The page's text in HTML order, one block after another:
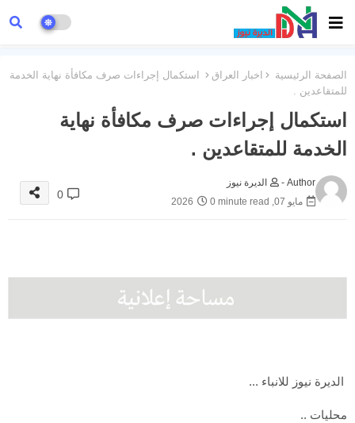
الصفحة الرئيسية اخبار العراق
استكمال إجراءات صرف مكافأة نهاية الخدمة
للمتقاعدين .
استكمال إجراءات صرف مكافأة نهاية
الخدمة للمتقاعدين .
Author -
الديرة نيوز
مايو 07, 2026
0 minute read
0
الديرة نيوز للانباء ...
محليات ..